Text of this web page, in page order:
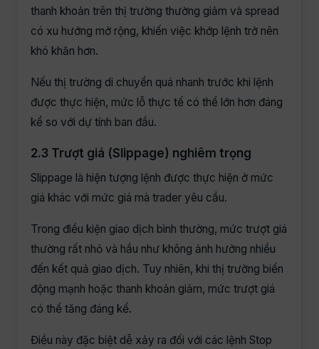
thanh khoản trên thị trường thường giảm và spread
có xu hướng mở rộng, khiến việc khớp lệnh trở nên
khó khăn hơn.
Nếu thị trường di chuyển quá nhanh trước khi lệnh
được thực hiện, mức lỗ thực tế có thể lớn hơn đáng
kể so với dự tính ban đầu.
2.3 Trượt giá (Slippage) nghiêm trọng
Slippage là hiện tượng lệnh được thực hiện ở mức
giá khác với mức giá mà trader yêu cầu.
Trong điều kiện giao dịch bình thường, mức trượt giá
thường rất nhỏ và hầu như không ảnh hưởng nhiều
đến kết quả giao dịch. Tuy nhiên, khi thị trường biến
động mạnh hoặc thanh khoản giảm, mức trượt giá
có thể tăng đáng kể.
Điều này đặc biệt dễ xảy ra đối với các lệnh Stop